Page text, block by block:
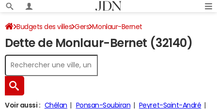
Budgets des villes Gers Monlaur-Bernet
Dette au 31/12/2024
Dette de Monlaur-Bernet (32140)
Voir aussi : Chélan Ponsan-Soubiran
Peyret-Saint-André